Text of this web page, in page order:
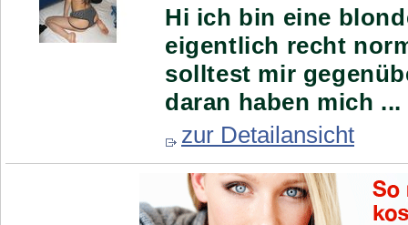
Hi ich bin eine
eigentlich recht
solltest mir
daran haben mich ...
zur Detailansicht